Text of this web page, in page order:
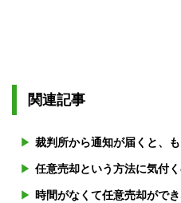
関連記事
裁判所から通知が届くと、
任意売却という方法に気付
時間がなくて任意売却がで